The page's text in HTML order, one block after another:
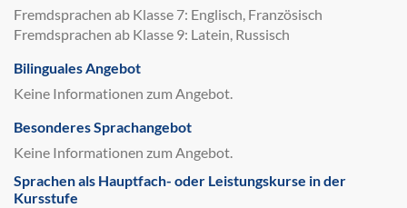
Fremdsprachen ab Klasse 7: Englisch, Französisch
Fremdsprachen ab Klasse 9: Latein, Russisch
Bilinguales Angebot
Keine Informationen zum Angebot.
Besonderes Sprachangebot
Keine Informationen zum Angebot.
Sprachen als Hauptfach- oder Leistungskurse in der
Kursstufe